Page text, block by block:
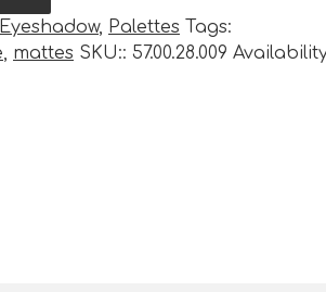
Eyeshadow, Palettes Tags:
, mattes SKU:: 57.00.28.009